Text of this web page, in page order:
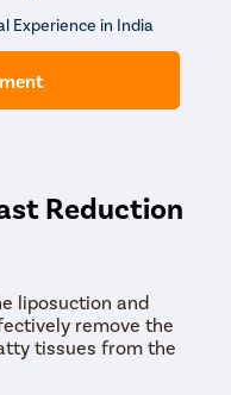
निकालकर चीरा को बंद
45 मिनट का समय लगता है।
सर्जरी के बाद मरीज को
है। सर्जरी खत्म होने के कुछ
Experience in India
Reduction
liposuction and
remove the
tissues from the